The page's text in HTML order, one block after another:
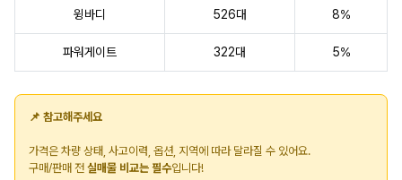
윙바디 526대 8%
파워게이트 322대 5%
📌 참고해주세요
가격은 차량 상태, 사고이력, 옵션, 지역에 따라 달라질 수 있어요.
구매/판매 전 실매물 비교는 필수입니다!